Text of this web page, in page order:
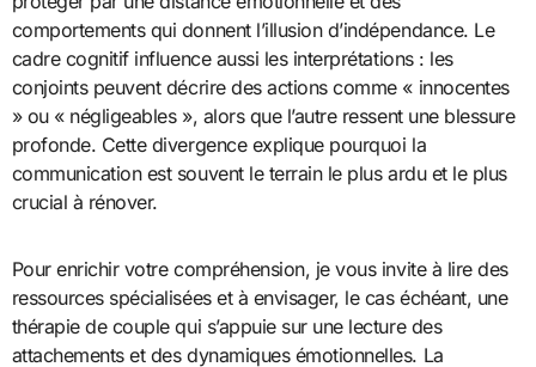
comportements qui donnent l’illusion d’indépendance. Le
cadre cognitif influence aussi les interprétations : les
conjoints peuvent décrire des actions comme « innocentes
» ou « négligeables », alors que l’autre ressent une blessure
profonde. Cette divergence explique pourquoi la
communication est souvent le terrain le plus ardu et le plus
crucial à rénover.
Pour enrichir votre compréhension, je vous invite à lire des
ressources spécialisées et à envisager, le cas échéant, une
thérapie de couple qui s’appuie sur une lecture des
attachements et des dynamiques émotionnelles. La